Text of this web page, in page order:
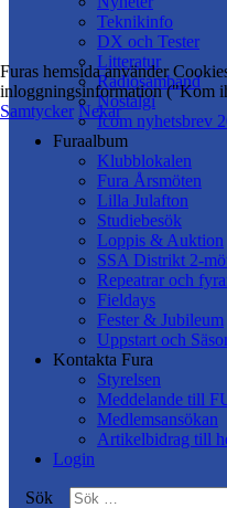
Teknikinfo
DX och Tester
Litteratur
Radiosamband
Nostalgi
Icom nyhetsbrev
Furaalbum
Klubblokalen
Fura Årsmöten
Lilla Julafton
Studiebesök
Loppis & Auktion
SSA Distrikt 2-
Repeatrar och
Fieldays
Fester & Jubileum
Uppstart och
Kontakta Fura
Styrelsen
Meddelande till
Medlemsansökan
Artikelbidrag till
Login
Sök
Furas hemsida använder
inloggningsinformation ("Kom
Samtycker Nekar